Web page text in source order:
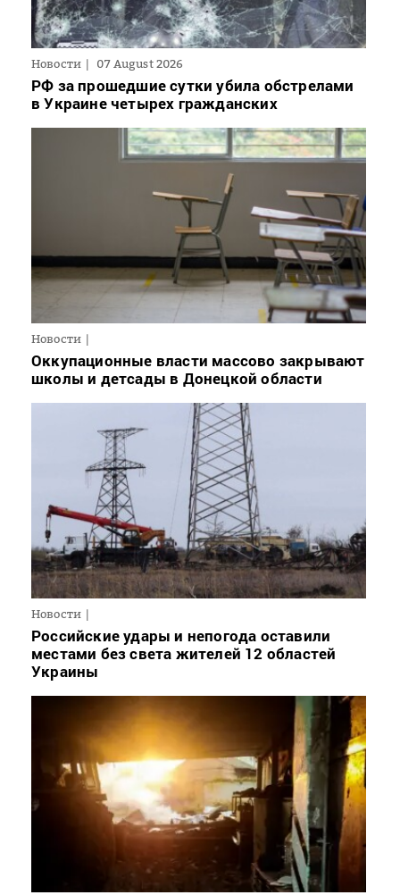
Новости 07 August 2026
РФ за прошедшие сутки убила обстрелами
в Украине четырех гражданских
Новости
Оккупационные власти массово закрывают
школы и детсады в Донецкой области
Новости
Российские удары и непогода оставили
местами без света жителей 12 областей
Украины